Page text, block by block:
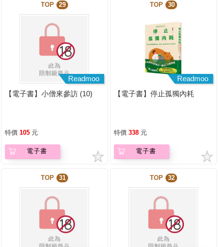
TOP 29
Readmoo
【電子書】小僧來參訪 (10)
特價 105 元
電子書
TOP 30
Readmoo
【電子書】停止孤獨內耗
特價 338 元
電子書
TOP 31 TOP 32